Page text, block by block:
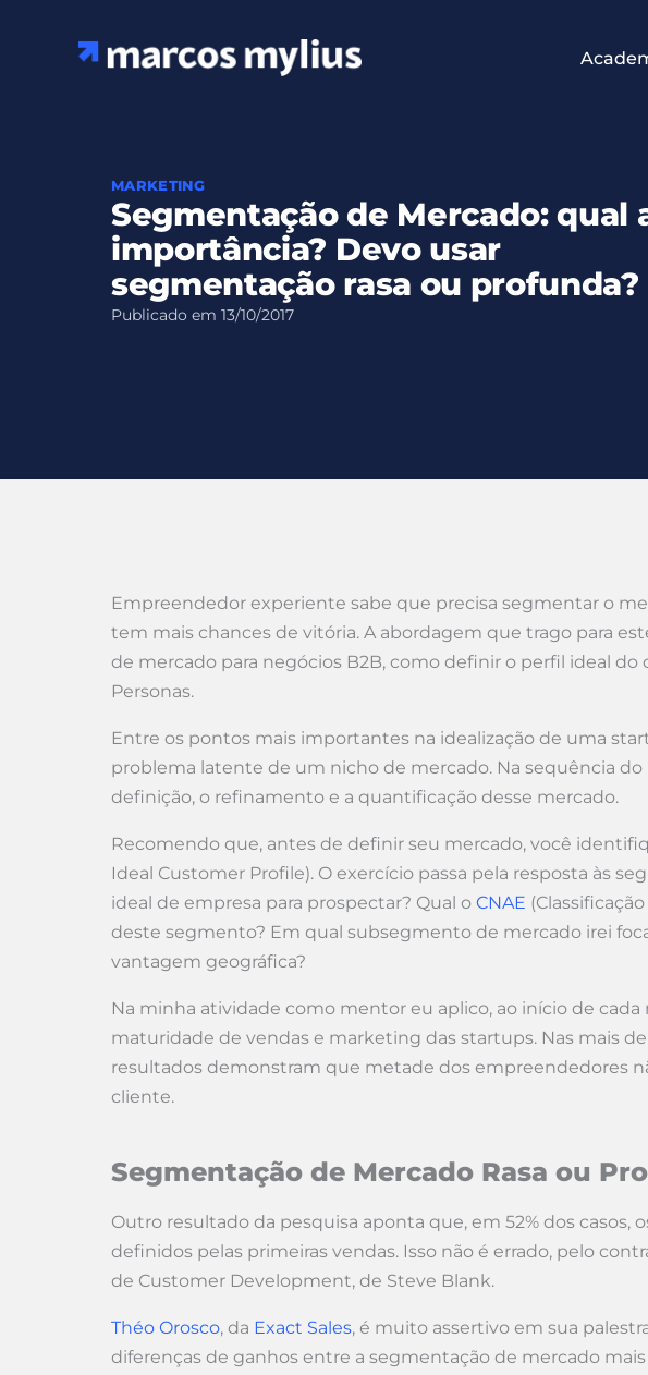
MARKETING
Segmentação de Mercado: qual
importância? Devo usar
segmentação rasa ou profunda?
Publicado em 13/10/2017
Empreendedor experiente sabe que precisa segmentar o
tem mais chances de vitória. A abordagem que trago para
de mercado para negócios B2B, como definir o perfil ideal do
Personas.
Entre os pontos mais importantes na idealização de uma
problema latente de um nicho de mercado. Na sequência do
definição, o refinamento e a quantificação desse mercado.
Recomendo que, antes de definir seu mercado, você
Ideal Customer Profile). O exercício passa pela resposta às
ideal de empresa para prospectar? Qual o CNAE
deste segmento? Em qual subsegmento de mercado irei
vantagem geográfica?
Na minha atividade como mentor eu aplico, ao início de cada
maturidade de vendas e marketing das startups. Nas mais
resultados demonstram que metade dos empreendedores
cliente.
Segmentação de Mercado Rasa ou
Outro resultado da pesquisa aponta que, em 52% dos casos,
definidos pelas primeiras vendas. Isso não é errado, pelo
de Customer Development, de Steve Blank.
Théo Orosco, da Exact Sales, é muito assertivo em sua
diferenças de ganhos entre a segmentação de mercado